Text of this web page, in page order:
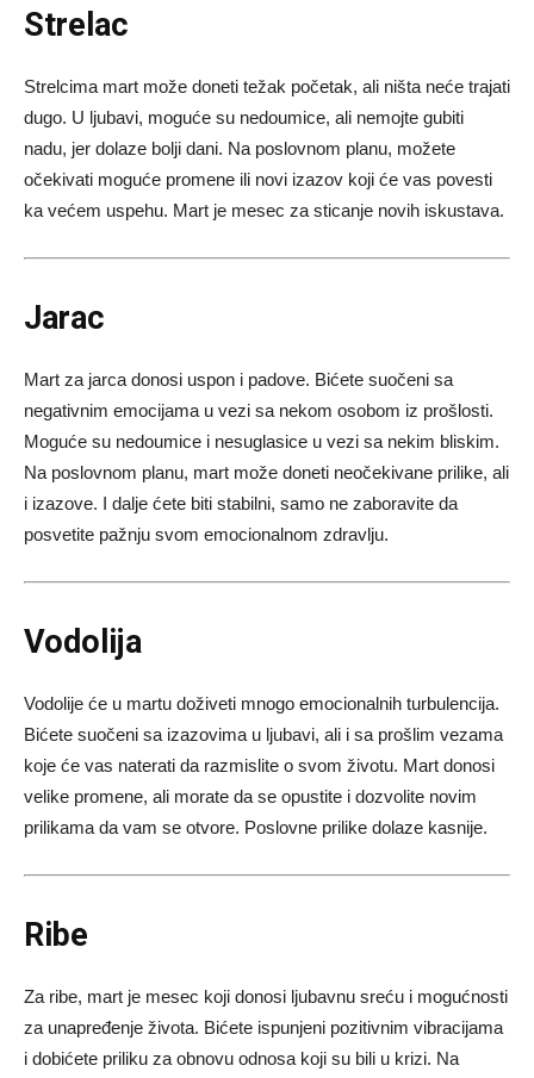
Strelac
Strelcima mart može doneti težak početak, ali ništa neće trajati
dugo. U ljubavi, moguće su nedoumice, ali nemojte gubiti
nadu, jer dolaze bolji dani. Na poslovnom planu, možete
očekivati moguće promene ili novi izazov koji će vas povesti
ka većem uspehu. Mart je mesec za sticanje novih iskustava.
Jarac
Mart za jarca donosi uspon i padove. Bićete suočeni sa
negativnim emocijama u vezi sa nekom osobom iz prošlosti.
Moguće su nedoumice i nesuglasice u vezi sa nekim bliskim.
Na poslovnom planu, mart može doneti neočekivane prilike, ali
i izazove. I dalje ćete biti stabilni, samo ne zaboravite da
posvetite pažnju svom emocionalnom zdravlju.
Vodolija
Vodolije će u martu doživeti mnogo emocionalnih turbulencija.
Bićete suočeni sa izazovima u ljubavi, ali i sa prošlim vezama
koje će vas naterati da razmislite o svom životu. Mart donosi
velike promene, ali morate da se opustite i dozvolite novim
prilikama da vam se otvore. Poslovne prilike dolaze kasnije.
Ribe
Za ribe, mart je mesec koji donosi ljubavnu sreću i mogućnosti
za unapređenje života. Bićete ispunjeni pozitivnim vibracijama
i dobićete priliku za obnovu odnosa koji su bili u krizi. Na